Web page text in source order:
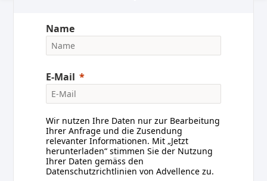
Name
E-Mail
Wir nutzen Ihre Daten nur zur Bearbeitung
Ihrer Anfrage und die Zusendung
relevanter Informationen. Mit „Jetzt
herunterladen“ stimmen Sie der Nutzung
Ihrer Daten gemäss den
Datenschutzrichtlinien von Advellence zu.